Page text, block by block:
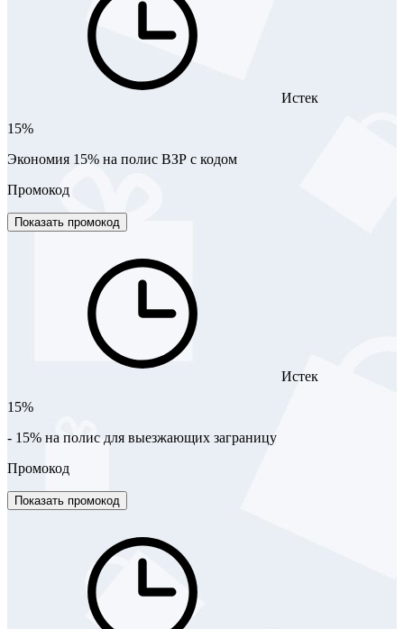
Истек
15%
Экономия 15% на полис ВЗР с кодом
Промокод
Показать промокод
Истек
15%
- 15% на полис для выезжающих заграницу
Промокод
Показать промокод